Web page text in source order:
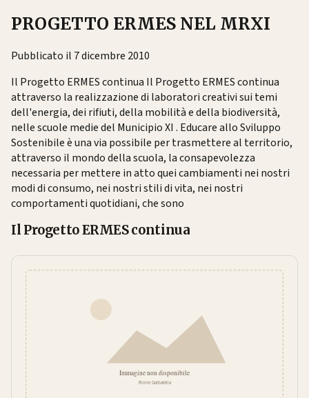
PROGETTO ERMES NEL MRXI
Pubblicato il 7 dicembre 2010
Il Progetto ERMES continua Il Progetto ERMES continua
attraverso la realizzazione di laboratori creativi sui temi
dell'energia, dei rifiuti, della mobilità e della biodiversità,
nelle scuole medie del Municipio XI . Educare allo Sviluppo
Sostenibile è una via possibile per trasmettere al territorio,
attraverso il mondo della scuola, la consapevolezza
necessaria per mettere in atto quei cambiamenti nei nostri
modi di consumo, nei nostri stili di vita, nei nostri
comportamenti quotidiani, che sono
Il Progetto ERMES continua